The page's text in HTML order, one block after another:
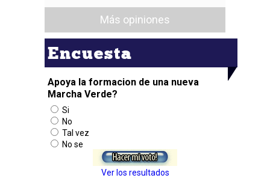
Más opiniones
Encuesta
Apoya la formacion de una nueva
Marcha Verde?
Si
No
Tal vez
No se
Ver los resultados